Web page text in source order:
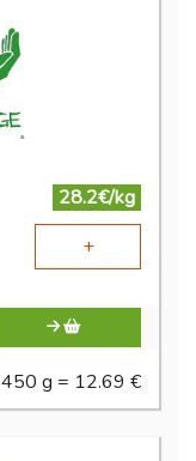
28.2€/kg
+
450 g = 12.69 €